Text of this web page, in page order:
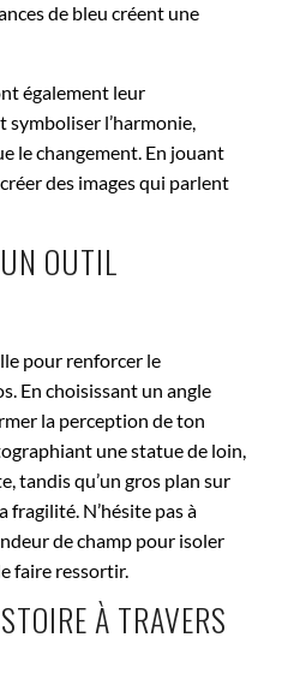
de bleu créent une
également leur
symboliser l’harmonie,
le changement. En jouant
des images qui parlent
OUTIL
pour renforcer le
En choisissant un angle
la perception de ton
une statue de loin,
tandis qu’un gros plan sur
fragilité. N’hésite pas à
de champ pour isoler
faire ressortir.
À TRAVERS